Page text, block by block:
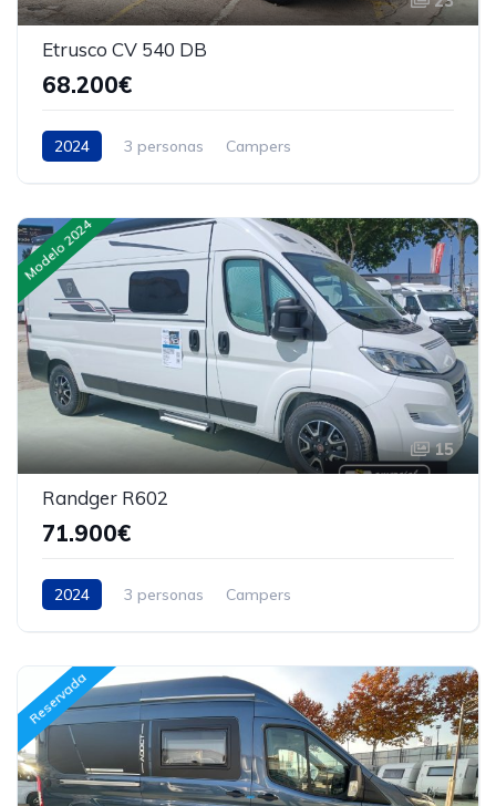
Etrusco CV 540 DB
68.200€
2024 3 personas Campers
Modelo 2024
15
Randger R602
71.900€
2024 3 personas Campers
Reservada